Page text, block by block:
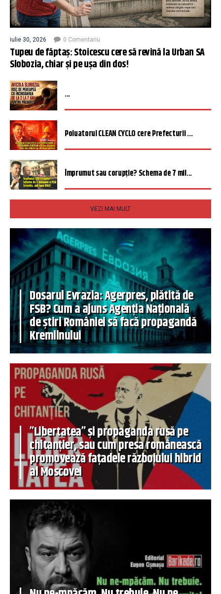
iulie 30, 2026 0 Comentariu
Tupeu de făptaș: Stoicescu cere să revină la Urban SA
Slobozia, chiar și pe ușa din dos!
...
Poluatorul CLEAN CYCLO cere Prefecturii ...
Împrumut sau corupție? Schema de 7 mil...
VEZI MAI MULT
Dosarul Evrazia: Agerpres, plătită de
FSB? Cum a ajuns Agenția Națională
de știri României să facă propagandă
Kremlinului
”Libertatea” și propaganda rusă pe
chitanțier, sau cum presa românească
promovează fațadele războiului hibrid
al Moscovei